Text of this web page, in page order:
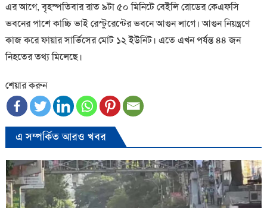
এর আগে, বৃহস্পতিবার রাত ৯টা ৫০ মিনিটে বেইলি রোডের কেএফসি
ভবনের পাশে কাচ্চি ভাই রেস্টুরেন্টের ভবনে আগুন লাগে। আগুন নিয়ন্ত্রণে
কাজ করে ফায়ার সার্ভিসের মোট ১২ ইউনিট। এতে এখন পর্যন্ত ৪৪ জন
নিহতের তথ্য মিলেছে।
শেয়ার করুন
এ সম্পর্কিত আরও খবর